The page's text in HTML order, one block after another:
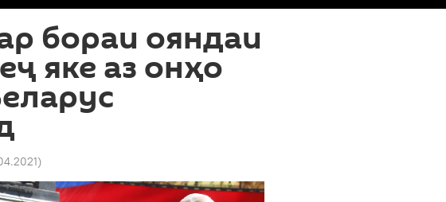
бораи ояндаи
яке аз онҳо
)